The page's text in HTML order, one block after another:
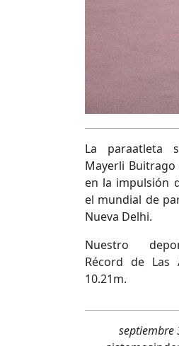
La paraatleta
Mayerli
en la impulsión
el mundial de
Nueva Delhi.
Nuestro
Récord de Las
10.21m.
septiembre